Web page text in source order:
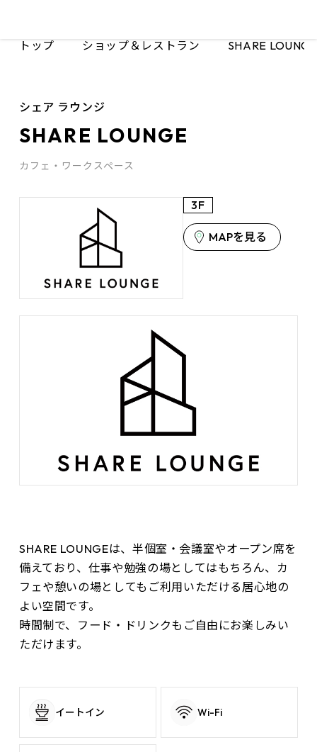
トップ ショップ＆レストラン SHARE LOUNGE
シェア ラウンジ
SHARE LOUNGE
カフェ・ワークスペース
3F
MAPを見る
SHARE LOUNGEは、半個室・会議室やオープン席を
備えており、仕事や勉強の場としてはもちろん、カ
フェや憩いの場としてもご利用いただける居心地の
よい空間です。
時間制で、フード・ドリンクもご自由にお楽しみい
ただけます。
イートイン Wi-Fi